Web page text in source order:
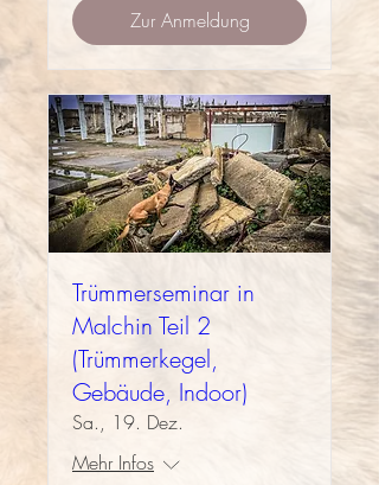
Zur Anmeldung
Trümmerseminar in
Malchin Teil 2
(Trümmerkegel,
Gebäude, Indoor)
Sa., 19. Dez.
Mehr Infos